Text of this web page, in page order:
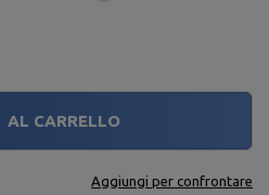
AL CARRELLO
Aggiungi per confrontare